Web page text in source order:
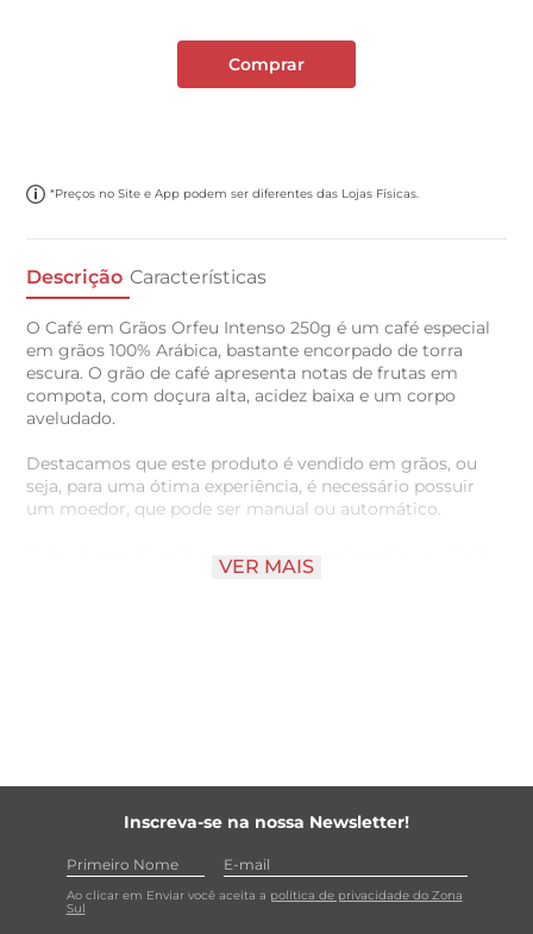
Comprar
*Preços no Site e App podem ser diferentes das Lojas Físicas.
Descrição Características
O Café em Grãos Orfeu Intenso 250g é um café especial
em grãos 100% Arábica, bastante encorpado de torra
escura. O grão de café apresenta notas de frutas em
compota, com doçura alta, acidez baixa e um corpo
aveludado.
Destacamos que este produto é vendido em grãos, ou
seja, para uma ótima experiência, é necessário possuir
um moedor, que pode ser manual ou automático.
Sobre harmonização, sugerimos experimentar seu Café
em Grãos Orfeu Intenso 250g com queijo parmesão e/ou
VER MAIS
Inscreva-se na nossa Newsletter!
Ao clicar em Enviar você aceita a política de privacidade do Zona
Sul